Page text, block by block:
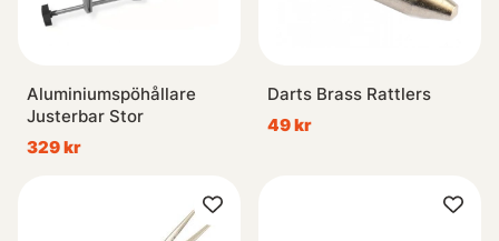
Aluminiumspöhållare
Justerbar Stor
329 kr
Darts Brass Rattlers
49 kr